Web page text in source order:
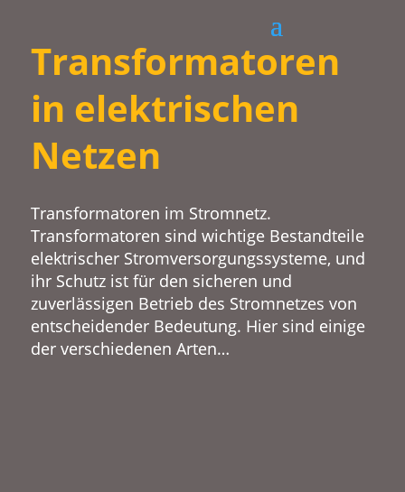
Transformatoren
in elektrischen
Netzen
Transformatoren im Stromnetz.
Transformatoren sind wichtige Bestandteile
elektrischer Stromversorgungssysteme, und
ihr Schutz ist für den sicheren und
zuverlässigen Betrieb des Stromnetzes von
entscheidender Bedeutung. Hier sind einige
der verschiedenen Arten…